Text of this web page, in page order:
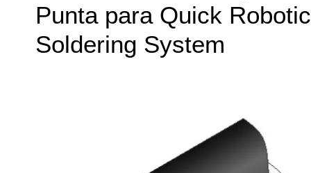
Punta para Quick Robotic
Soldering System